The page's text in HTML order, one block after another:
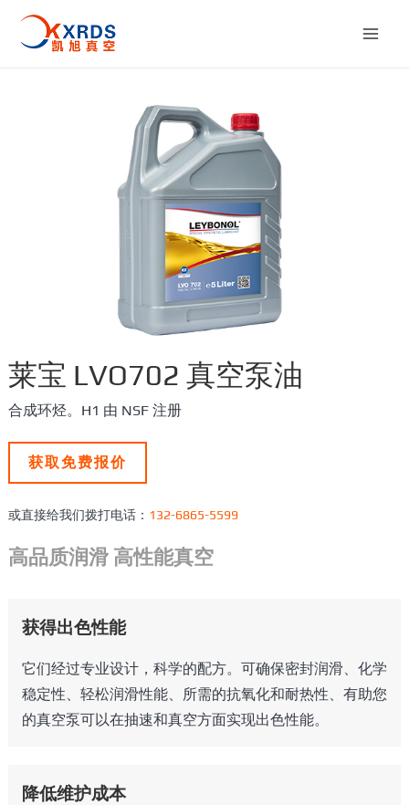
莱宝 LVO702 真空泵油
合成环烃。H1 由 NSF 注册
获取免费报价
或直接给我们拨打电话： 132-6865-5599
高品质润滑 高性能真空
获得出色性能
它们经过专业设计，科学的配方。可确保密封润滑、化学
稳定性、轻松润滑性能、所需的抗氧化和耐热性、有助您
的真空泵可以在抽速和真空方面实现出色性能。
降低维护成本